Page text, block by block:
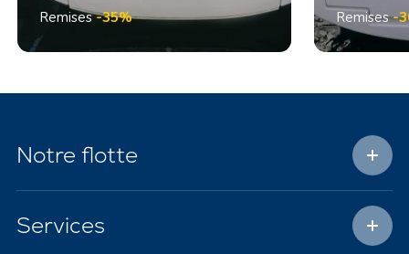
Remises-35% Remises-
Notre flotte
Services